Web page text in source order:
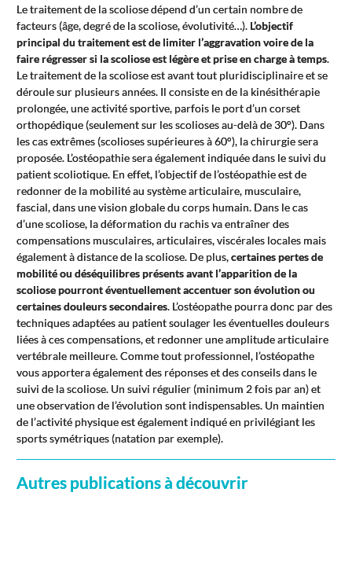
Le traitement de la scoliose dépend d’un certain nombre de
facteurs (âge, degré de la scoliose, évolutivité…). L’objectif
principal du traitement est de limiter l’aggravation voire de la
faire régresser si la scoliose est légère et prise en charge à temps.
Le traitement de la scoliose est avant tout pluridisciplinaire et se
déroule sur plusieurs années. Il consiste en de la kinésithérapie
prolongée, une activité sportive, parfois le port d’un corset
orthopédique (seulement sur les scolioses au-delà de 30°). Dans
les cas extrêmes (scolioses supérieures à 60°), la chirurgie sera
proposée. L’ostéopathie sera également indiquée dans le suivi du
patient scoliotique. En effet, l’objectif de l’ostéopathie est de
redonner de la mobilité au système articulaire, musculaire,
fascial, dans une vision globale du corps humain. Dans le cas
d’une scoliose, la déformation du rachis va entraîner des
compensations musculaires, articulaires, viscérales locales mais
également à distance de la scoliose. De plus,certaines pertes de
mobilité ou déséquilibres présents avant l’apparition de la
scoliose pourront éventuellement accentuer son évolution ou
certaines douleurs secondaires. L’ostéopathe pourra donc par des
techniques adaptées au patient soulager les éventuelles douleurs
liées à ces compensations, et redonner une amplitude articulaire
vertébrale meilleure. Comme tout professionnel, l’ostéopathe
vous apportera également des réponses et des conseils dans le
suivi de la scoliose. Un suivi régulier (minimum 2 fois par an) et
une observation de l’évolution sont indispensables. Un maintien
de l’activité physique est également indiqué en privilégiant les
sports symétriques (natation par exemple).
Autres publications à découvrir